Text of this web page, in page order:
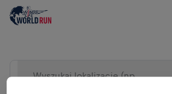
Wyszukaj lokalizację (np. miasto)